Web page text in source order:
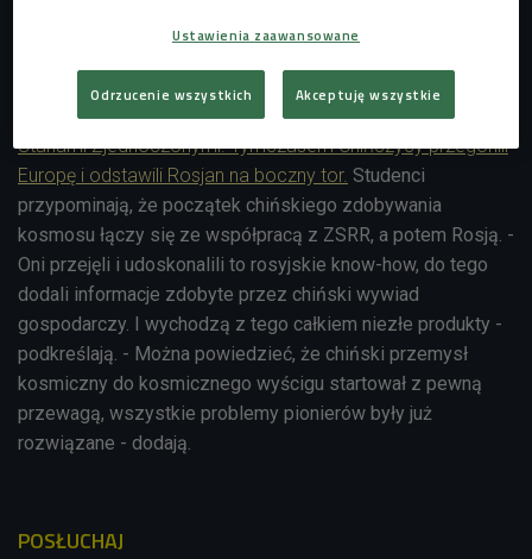
astronauci dotarli na Chińską Stację Kosmiczną CMS. -
dodaje.
W ostatnich latach kosmiczne osiągnięcia kojarzyliśmy ze
Stanami Zjednoczonymi. Tymczasem Chińczycy przegonili
Europę i odstawili Rosjan na boczny tor. Studenci
przypominają, że początek chińskiego zdobywania
kosmosu łączy się ze współpracą z ZSRR, a potem Rosją. -
Oni przejęli i udoskonalili to rosyjskie know-how, do tego
dodali informacje zdobyte przez chiński wywiad
gospodarczy. I wychodzą z tego całkiem niezłe produkty -
podkreślają. - Można powiedzieć, że chiński przemysł
kosmiczny do kosmicznego wyścigu startował z pewną
przewagą, wszystkie problemy pionierów były już
rozwiązane - dodają.
POSŁUCHAJ
Ustawienia zaawansowane
Odrzucenie wszystkich Akceptuję wszystkie